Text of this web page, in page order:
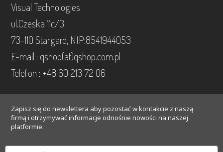
Visual Technologies
ul.Czeska 11c/3
73-110 Stargard, NIP:8541944053
E-mail : qshop(at)qshop.com.pl
Telefon : +48 60 213 72 06
Zapisz się do newslettera aby pozostać w kontakcie z naszą
firmą i otrzymywać informacje odnośnie nowości na naszej
platformie.